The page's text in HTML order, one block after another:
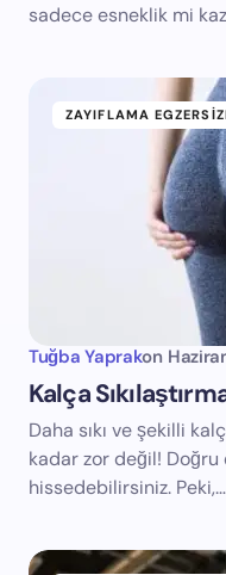
sadece esneklik mi
ZAYIFLAMA
Tuğba Yaprakon
Kalça
Daha sıkı ve şekilli
kadar zor değil! Doğru
hissedebilirsiniz. Peki,…